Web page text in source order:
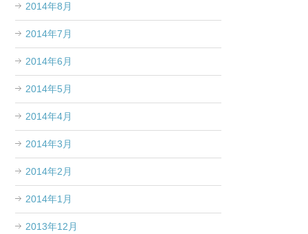
2014年8月
2014年7月
2014年6月
2014年5月
2014年4月
2014年3月
2014年2月
2014年1月
2013年12月